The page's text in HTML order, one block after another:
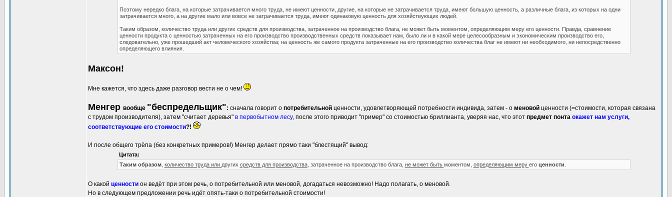
Поэтому нередко блага, на которые затрачивается много труда, не имеют ценности, другие, на которые не затрачивается труда, имеют большую ценность, а различные блага, из которых на одни
затрачивается много, а на другие мало или вовсе не затрачивается труда, имеют одинаковую ценность для хозяйствующих людей.
Таким образом, количество труда или других средств для производства, затраченное на производство блага, не может быть моментом, определяющим меру его ценности. Правда, сравнение
ценности продукта с ценностью затраченных на его производство производственных средств показывает нам, было ли и в какой мере целесообразным и экономическим производство его,
следовательно, уже прошедший акт человеческого хозяйства; на ценность же самого продукта затраченные на его производство количества благ не имеют ни необходимого, ни непосредственно
определяющего влияния.
Максон!
Мне кажется, что здесь даже разговор вести не о чем!
Менгер вообще "беспредельщик": сначала говорит о потребительной ценности, удовлетворяющей потребности индивида, затем - о меновой ценности (=стоимости, которая связана
с трудом производителя), затем "считает деревья" в первобытном лесу, после этого приводит "пример" со стоимостью бриллианта, уверяя нас, что этот предмет понта окажет нам услуги,
соответствующие его стоимости?!
И после общего трёпа (без конкретных примеров!) Менгер делает прямо таки "блестящий" вывод:
Цитата:
Таким образом, количество труда или других средств для производства, затраченное на производство блага, не может быть моментом, определяющим меру его ценности
О какой ценности он ведёт при этом речь, о потребительной или меновой, догадаться невозможно! Надо полагать, о меновой.
Но в следующем предложении речь идёт опять-таки о потребительной стоимости!